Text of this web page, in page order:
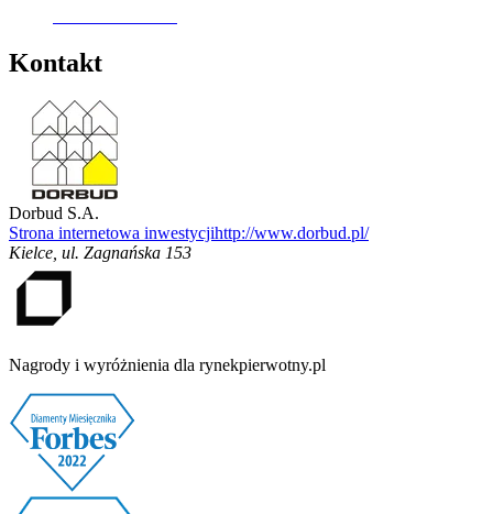
Kontakt
Dorbud S.A.
Strona internetowa inwestycjihttp://www.dorbud.pl/
Kielce ul. Zagnańska 153
Nagrody i wyróżnienia dla rynekpierwotny.pl